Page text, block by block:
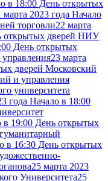
в 18:00 День открытых
марта 2023 года Начало
торговли22 марта
открытых дверей НИУ
День открытых
управления23 марта
дверей Московский
и управления
университета
года Начало в 18:00
в 19:00 День открытых
в 16:30 День открытых
25 марта 2023
Университета25